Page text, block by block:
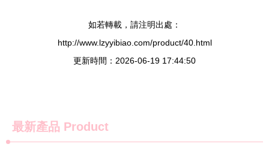
如若轉載，請注明出處：
http://www.lzyyibiao.com/product/40.html
更新時間：2026-06-19 17:44:50
最新產品 Product